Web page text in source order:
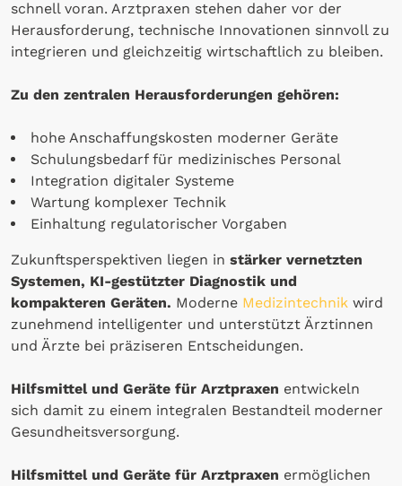
schnell voran. Arztpraxen stehen daher vor der
Herausforderung, technische Innovationen sinnvoll zu
integrieren und gleichzeitig wirtschaftlich zu bleiben.
Zu den zentralen Herausforderungen gehören:
hohe Anschaffungskosten moderner Geräte
Schulungsbedarf für medizinisches Personal
Integration digitaler Systeme
Wartung komplexer Technik
Einhaltung regulatorischer Vorgaben
Zukunftsperspektiven liegen in stärker vernetzten
Systemen, KI-gestützter Diagnostik und
kompakteren Geräten. Moderne Medizintechnik wird
zunehmend intelligenter und unterstützt Ärztinnen
und Ärzte bei präziseren Entscheidungen.
Hilfsmittel und Geräte für Arztpraxen entwickeln
sich damit zu einem integralen Bestandteil moderner
Gesundheitsversorgung.
Hilfsmittel und Geräte für Arztpraxen ermöglichen